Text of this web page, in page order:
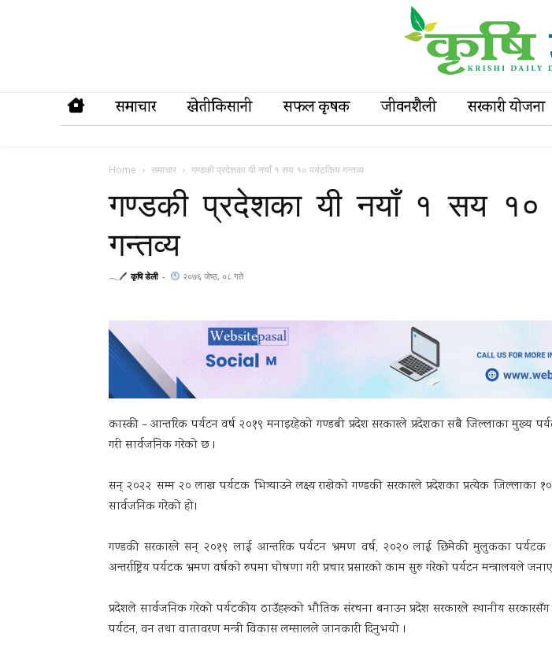
समाचार खेतीकिसानी सफल कृषक जीवनशैली सरकारी याेजना
Home समाचार गण्डकी प्रदेशका यी नयाँ १ सय १० पर्यटकिय गन्तव्य
गण्डकी प्रदेशका यी नयाँ १ सय १०
गन्तव्य
𓂃🖊 कृषि डेली - २०७६ जेष्ठ, ०८ गते
कास्की – आन्तरिक पर्यटन वर्ष २०१९ मनाइरहेको गण्डबी प्रदेश सरकारले प्रदेशका सबै जिल्लाका मुख्य
गरी सार्वजनिक गरेको छ ।
सन् २०२२ सम्म २० लाख पर्यटक भित्र्याउने लक्ष्य राखेको गण्डकी सरकारले प्रदेशका प्रत्येक जिल्लाका
सार्वजनिक गरेको हो।
गण्डकी सरकारले सन् २०१९ लाई आन्तरिक पर्यटन भ्रमण वर्ष, २०२० लाई छिमेकी मुलुकका पर्यटक
अन्तर्राष्ट्रिय पर्यटक भ्रमण वर्षको रुपमा घोषणा गरी प्रचार प्रसारको काम सुरु गरेको पर्यटन मन्त्रालयले
प्रदेशले सार्वजनिक गरेको पर्यटकीय ठाउँहरूको भौतिक संरचना बनाउन प्रदेश सरकारले स्थानीय
पर्यटन, वन तथा वातावरण मन्त्री विकास लम्सालले जानकारी दिनुभयो ।